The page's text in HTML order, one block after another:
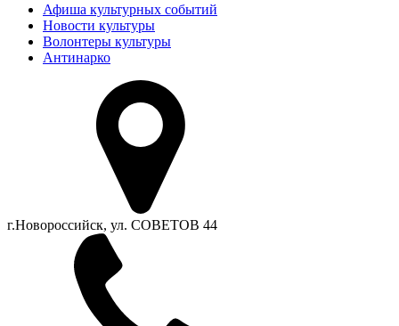
Афиша культурных событий
Новости культуры
Волонтеры культуры
Антинарко
г.Новороссийск, ул. СОВЕТОВ 44